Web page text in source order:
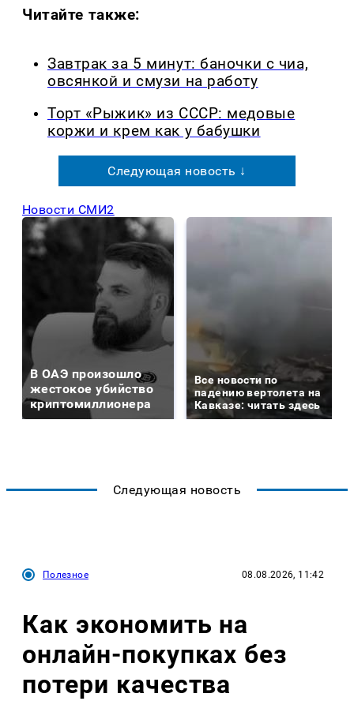
Читайте также:
Завтрак за 5 минут: баночки с чиа,
овсянкой и смузи на работу
Торт «Рыжик» из СССР: медовые
коржи и крем как у бабушки
Следующая новость ↓
Новости СМИ2
В ОАЭ произошло
жестокое убийство
криптомиллионера
Все новости по
падению вертолета на
Кавказе: читать здесь
Следующая новость
Полезное 08.08.2026, 11:42
Как экономить на
онлайн-покупках без
потери качества